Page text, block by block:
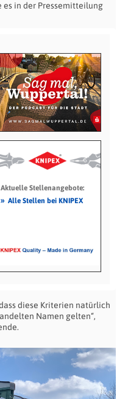
es in der Pressemitteilung
Aktuelle Stellenangebote:
» Alle Stellen bei KNIPEX
diese Kriterien natürlich
Namen gelten“,